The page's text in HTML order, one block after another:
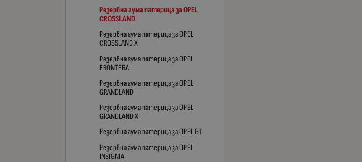
Резервна гума патерица за OPEL
CROSSLAND
Резервна гума патерица за OPEL
CROSSLAND X
Резервна гума патерица за OPEL
FRONTERA
Резервна гума патерица за OPEL
GRANDLAND
Резервна гума патерица за OPEL
GRANDLAND X
Резервна гума патерица за OPEL GT
Резервна гума патерица за OPEL
INSIGNIA